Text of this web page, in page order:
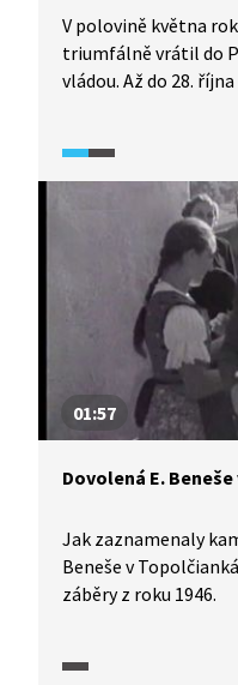
V polovině května
triumfálně vrátil do
vládou. Až do 28.
účtovalo s válečnými
předválečnými
Beran či Jiří
01:57
Dovolená E.
Jak zaznamenaly
Beneše v
záběry z roku 1946.